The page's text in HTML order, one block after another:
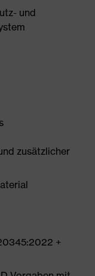
und
zusätzlicher
+